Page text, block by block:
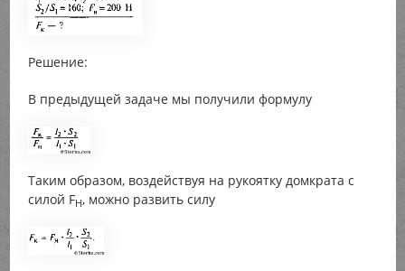
Решение:
В предыдущей задаче мы получили формулу
Таким образом, воздействуя на рукоятку домкрата с
силой FH, можно развить силу